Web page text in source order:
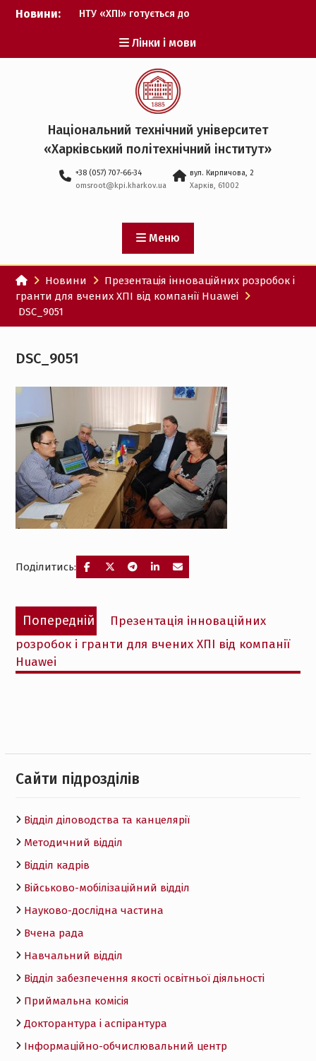
Перейти
Новини:
НТУ «ХПІ» готується до
Музичні таланти ХПІ
запрошуються на
Всеукраїнський
фестиваль «Червона
рута – 2027»
ХПІ уклав угоду про
партнерство з ДержНДІ
технологій кібербезпеки
Головнокомандувачем
Збройних Сил України
участю ХПІ обговорили
перспективи українсько-
іспанського
технологічного
партнерства
Лінки і мови
Національний технічний університет
«Харківський політехнічний iнститут»
+38 (057) 707-66-34
omsroot@kpi.kharkov.ua
вул. Кирпичова, 2
Харків, 61002
Меню
Новини
Презентація інноваційних розробок і
гранти для вчених ХПІ від компанії Huawei
DSC_9051
DSC_9051
Поділитись:
Навігація
записів
Попередній
Попередній
запис:
Презентація інноваційних
розробок і гранти для вчених ХПІ від компанії
Huawei
Cайти підрозділів
Відділ діловодства та канцелярії
Методичний відділ
Відділ кадрів
Військово-мобілізаційний відділ
Науково-дослідна частина
Вчена рада
Навчальний відділ
Відділ забезпечення якості освітньої діяльності
Приймальна комісія
Докторантура і аспірантура
Інформаційно-обчислювальний центр